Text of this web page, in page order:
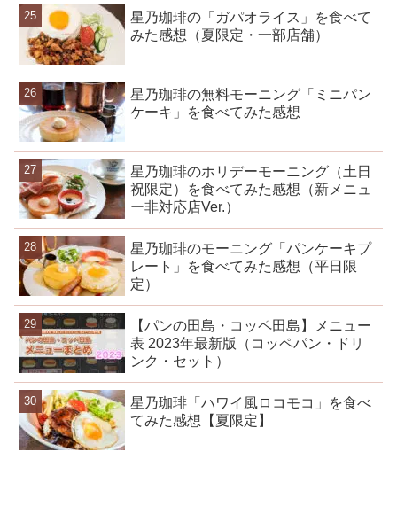
星乃珈琲の「ガパオライス」を食べて
みた感想（夏限定・一部店舗）
星乃珈琲の無料モーニング「ミニパン
ケーキ」を食べてみた感想
星乃珈琲のホリデーモーニング（土日
祝限定）を食べてみた感想（新メニュ
ー非対応店Ver.）
星乃珈琲のモーニング「パンケーキプ
レート」を食べてみた感想（平日限
定）
【パンの田島・コッペ田島】メニュー
表 2023年最新版（コッペパン・ドリ
ンク・セット）
星乃珈琲「ハワイ風ロコモコ」を食べ
てみた感想【夏限定】